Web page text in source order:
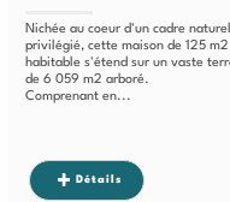
Nichée au coeur d'un cadre naturel
privilégié, cette maison de 125 m2
habitable s'étend sur un vaste
de 6 059 m2 arboré.
Comprenant en...
Détails